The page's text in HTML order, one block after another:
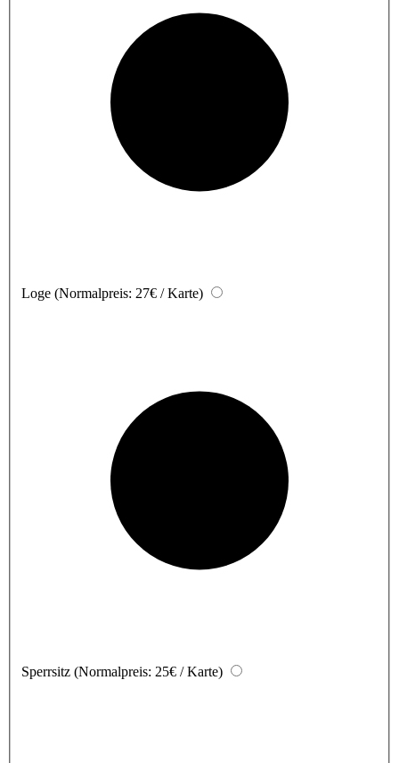
Loge (Normalpreis: 27€ / Karte)
Sperrsitz (Normalpreis: 25€ / Karte)